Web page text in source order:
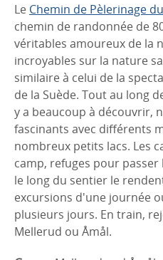
Le Chemin de Pèlerinage
chemin de randonnée de
véritables amoureux de la
incroyables sur la nature
similaire à celui de la
de la Suède. Tout au long
y a beaucoup à découvrir,
fascinants avec différents
nombreux petits lacs. Les
camp, refuges pour
le long du sentier le
excursions d'une journée
plusieurs jours. En train,
Mellerud ou Åmål.